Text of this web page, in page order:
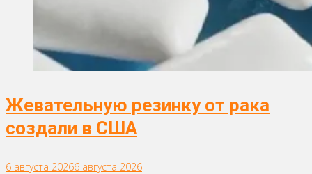
Жевательную резинку от рака
создали в США
6 августа 20266 августа 2026